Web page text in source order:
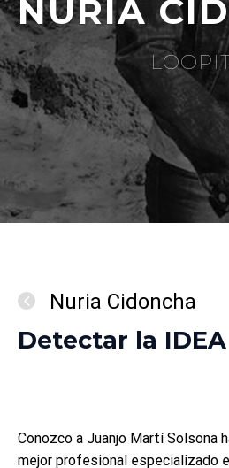
NURIA
Nuria Cidoncha
Detectar la IDEA
Conozco a Juanjo Martí Solsona
mejor profesional especializado